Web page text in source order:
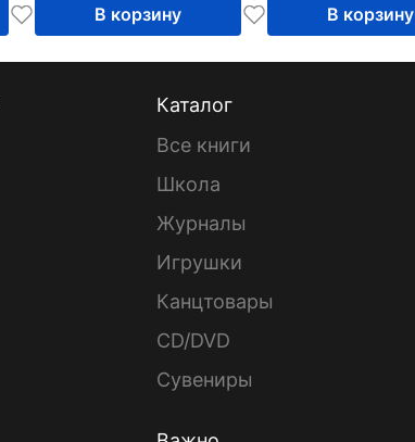
В корзину В корзину
Каталог
Все книги
Школа
Журналы
Игрушки
Канцтовары
CD/DVD
Сувениры